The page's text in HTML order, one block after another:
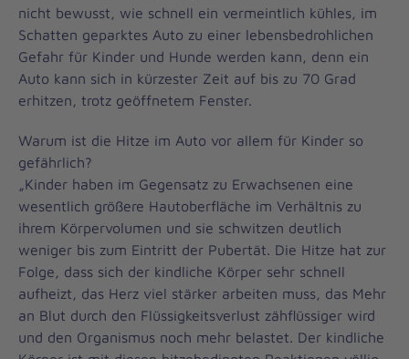
nicht bewusst, wie schnell ein vermeintlich kühles, im
Schatten geparktes Auto zu einer lebensbedrohlichen
Gefahr für Kinder und Hunde werden kann, denn ein
Auto kann sich in kürzester Zeit auf bis zu 70 Grad
erhitzen, trotz geöffnetem Fenster.
Warum ist die Hitze im Auto vor allem für Kinder so
gefährlich?
„Kinder haben im Gegensatz zu Erwachsenen eine
wesentlich größere Hautoberfläche im Verhältnis zu
ihrem Körpervolumen und sie schwitzen deutlich
weniger bis zum Eintritt der Pubertät. Die Hitze hat zur
Folge, dass sich der kindliche Körper sehr schnell
aufheizt, das Herz viel stärker arbeiten muss, das Mehr
an Blut durch den Flüssigkeitsverlust zähflüssiger wird
und den Organismus noch mehr belastet. Der kindliche